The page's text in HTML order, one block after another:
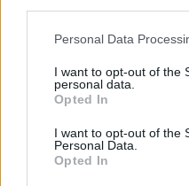
Please note that this
not limited to your visit or
grant or deny consent to
use your data for below
consent section.
Personal Data
I want to opt-out of the
personal data.
Opted In
I want to opt-out of the
Personal Data.
Opted In